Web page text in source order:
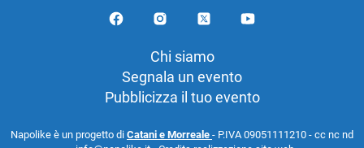
Chi siamo
Segnala un evento
Pubblicizza il tuo evento
Napolike è un progetto di Catani e Morreale - P.IVA 09051111210 - cc nc nd